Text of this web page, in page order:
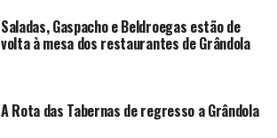
Saladas, Gaspacho e Beldroegas estão de
volta à mesa dos restaurantes de Grândola
A Rota das Tabernas de regresso a Grândola